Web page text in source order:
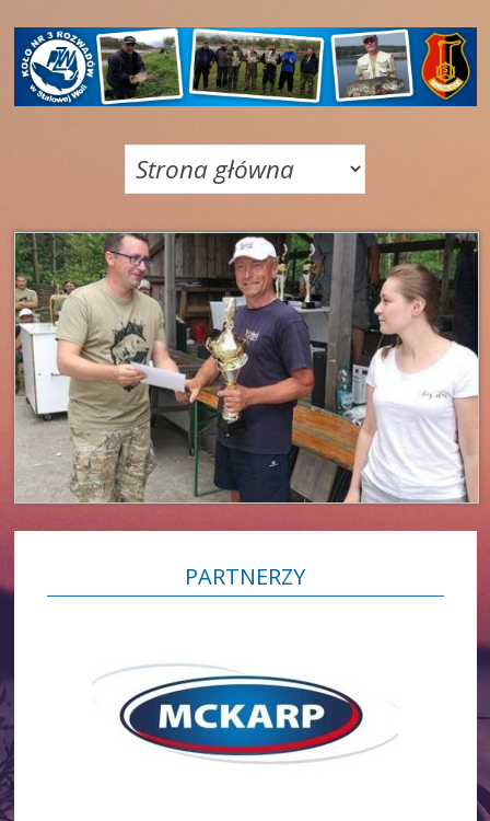
PARTNERZY